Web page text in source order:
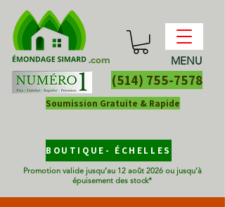
MENU
.com
(514) 755-7578
Soumission Gratuite & Rapide
BOUTIQUE- ÉCHELLES
Promotion valide jusqu’au 12 août 2026 ou jusqu’à
épuisement des stock*